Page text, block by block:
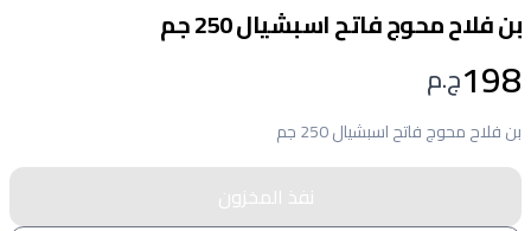
بن فلاح محوج فاتح اسبشيال 250 جم
198ج.م
بن فلاح محوج فاتح اسبشيال 250 جم
نفذ المخزون